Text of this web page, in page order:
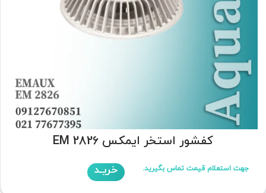
کفشور استخر ایمکس EM 2826
جهت استعلام قیمت تماس بگیرید. خریـد